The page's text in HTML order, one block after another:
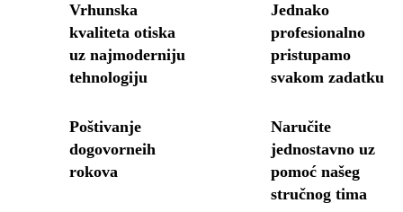
Vrhunska
kvaliteta otiska
uz najmoderniju
tehnologiju
Jednako
profesionalno
pristupamo
svakom zadatku
Poštivanje
dogovorneih
rokova
Naručite
jednostavno uz
pomoć našeg
stručnog tima